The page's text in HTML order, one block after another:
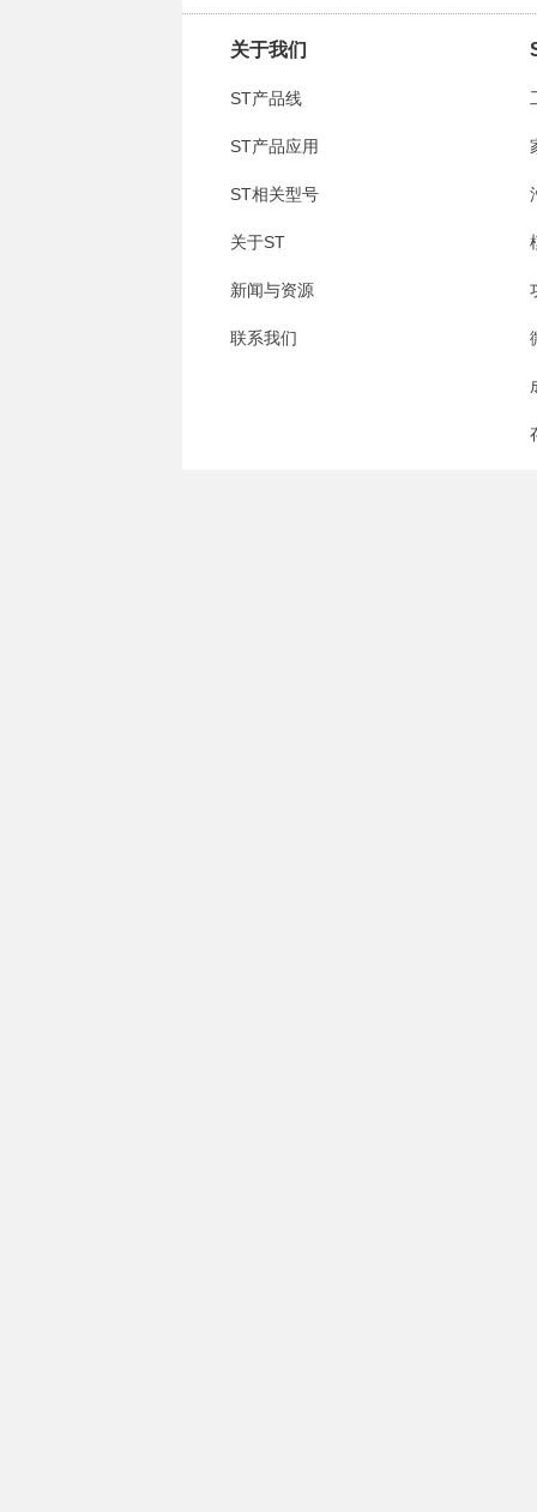
关于我们
ST产品线
ST产品应用
ST相关型号
关于ST
新闻与资源
联系我们